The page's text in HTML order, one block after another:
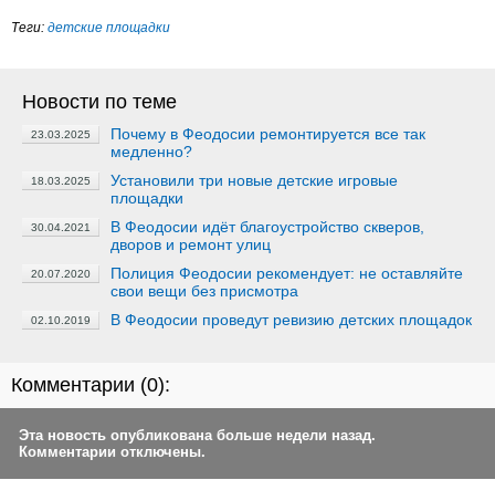
Теги: детские площадки
Новости по теме
23.03.2025
Почему в Феодосии ремонтируется все так
медленно?
18.03.2025
Установили три новые детские игровые
площадки
30.04.2021
В Феодосии идёт благоустройство скверов,
дворов и ремонт улиц
20.07.2020
Полиция Феодосии рекомендует: не оставляйте
свои вещи без присмотра
02.10.2019 В Феодосии проведут ревизию детских площадок
Комментарии (0):
Эта новость опубликована больше недели назад.
Комментарии отключены.